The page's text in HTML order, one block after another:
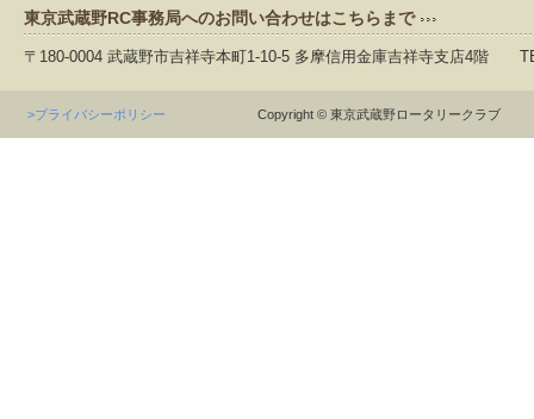
東京武蔵野RC事務局へのお問い合わせはこちらまで
〒180-0004 武蔵野市吉祥寺本町1-10-5 多摩信用金庫吉祥寺支店4
>プライバシーポリシー Copyright © 東京武蔵野ロータリークラブ